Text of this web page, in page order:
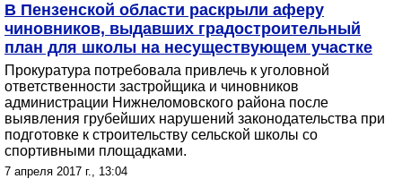
В Пензенской области раскрыли аферу
чиновников, выдавших градостроительный
план для школы на несуществующем участке
Прокуратура потребовала привлечь к уголовной
ответственности застройщика и чиновников
администрации Нижнеломовского района после
выявления грубейших нарушений законодательства при
подготовке к строительству сельской школы со
спортивными площадками.
7 апреля 2017 г., 13:04